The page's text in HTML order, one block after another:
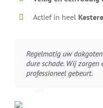
Actief in heel
Regelmatig uw
dure schade. Wij
professioneel gebeurt.